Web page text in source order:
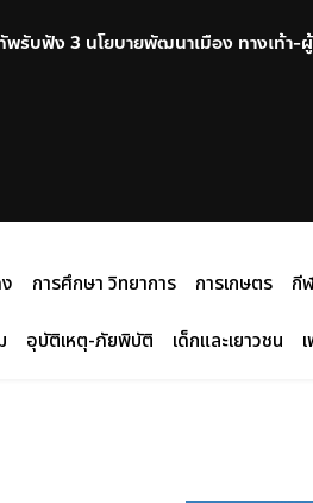
บฟัง 3 นโยบายพัฒนาเมือง ทางเท้า-ผู้
ม่กลับมา “โลกาจะพินาศ” แนะโรงเรีย
การศึกษา วิทยาการ การเกษตร กี
อุบัติเหตุ-ภัยพิบัติ เด็กและเยาวชน